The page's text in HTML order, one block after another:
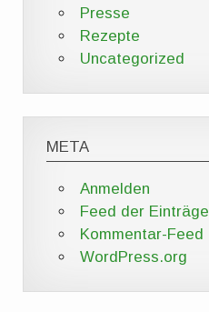
Presse
Rezepte
Uncategorized
META
Anmelden
Feed der Einträge
Kommentar-Feed
WordPress.org